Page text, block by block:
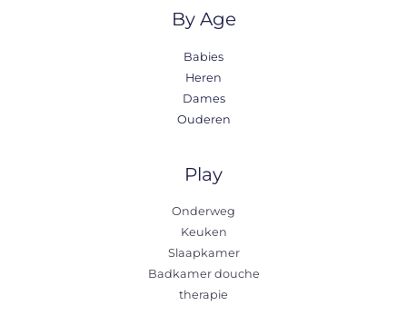
By Age
Babies
Heren
Dames
Ouderen
Play
Onderweg
Keuken
Slaapkamer
Badkamer douche
therapie